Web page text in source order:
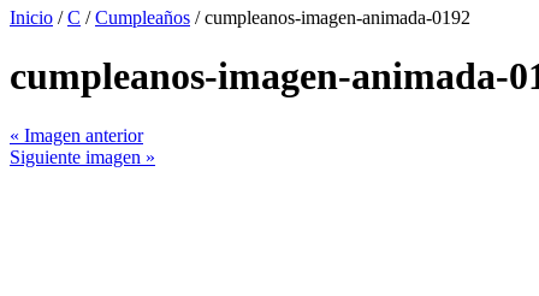
Inicio /C /Cumpleaños / cumpleanos-imagen-animada-0192
cumpleanos-imagen-animada-
« Imagen anterior
Siguiente imagen »